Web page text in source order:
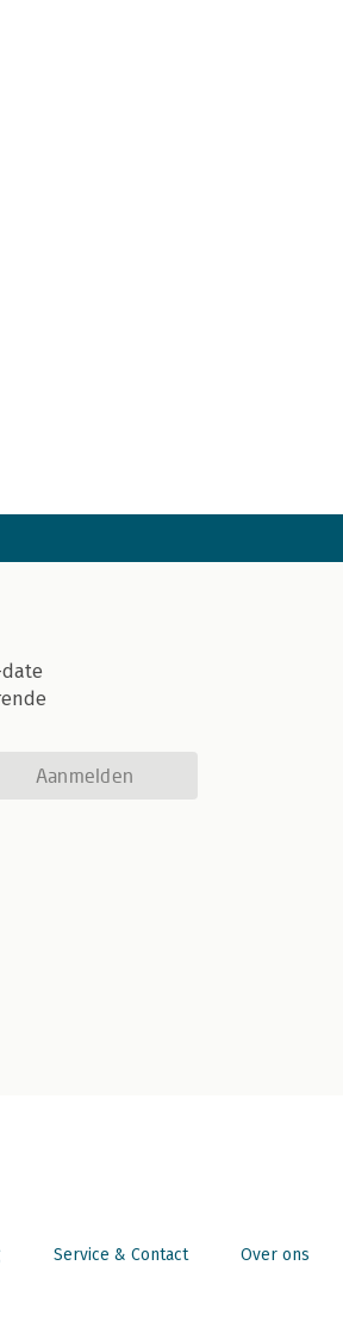
Aanmelden
Service & Contact Over ons